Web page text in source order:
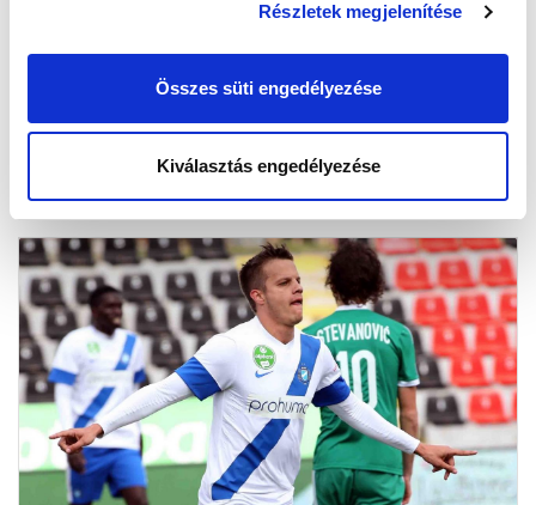
Részletek megjelenítése
Összes süti engedélyezése
Kiválasztás engedélyezése
A szurkolók szavazatai alapján, a Győri ETO FC elleni
mérkőzésen Csiki Norbert játszott legjobban. A hétfői
edzés végezt...